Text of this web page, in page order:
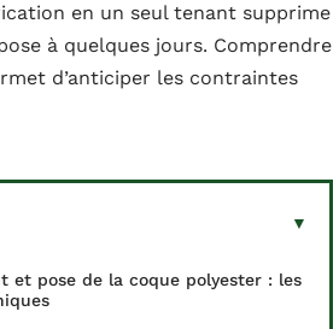
en un seul tenant supprime
à quelques jours. Comprendre
d’anticiper les contraintes
et pose de la coque polyester : les